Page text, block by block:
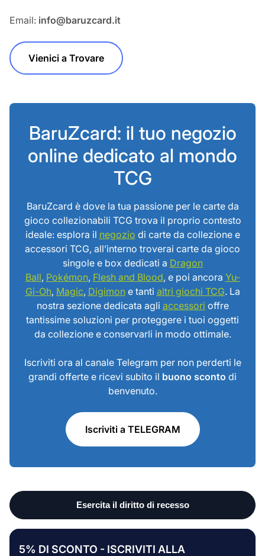
Email: info@baruzcard.it
Vienici a Trovare
BaruZcard: il tuo negozio
online dedicato al mondo
TCG
BaruZcard è dove la tua passione per le carte da
gioco collezionabili TCG trova il proprio contesto
ideale: esplora il negozio di carte da collezione e
accessori TCG, all’interno troverai carte da gioco
singole e box dedicati a Dragon
Ball, Pokémon, Flesh and Blood, e poi ancora Yu-
Gi-Oh, Magic, Digimone tanti altri giochi TCG. La
nostra sezione dedicata agli accessori offre
tantissime soluzioni per proteggere i tuoi oggetti
da collezione e conservarli in modo ottimale.
Iscriviti ora al canale Telegram per non perderti le
grandi offerte e ricevi subito il buono sconto di
benvenuto.
Iscriviti a TELEGRAM
5% DI SCONTO - ISCRIVITI ALLA